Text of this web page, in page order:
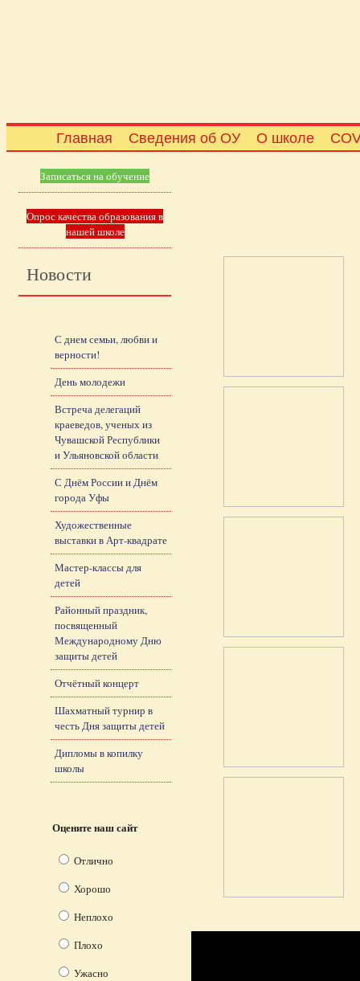
Главная Сведения об ОУ О школе
Записаться на обучение
Опрос качества образования в
нашей школе
Новости
С днем семьи, любви и
верности!
День молодежи
Встреча делегаций
краеведов, ученых из
Чувашской Республики
и Ульяновской области
С Днём России и Днём
города Уфы
Художественные
выставки в Арт-квадрате
Мастер-классы для
детей
Районный праздник,
посвященный
Международному Дню
защиты детей
Отчётный концерт
Шахматный турнир в
честь Дня защиты детей
Дипломы в копилку
школы
Оцените наш сайт
Отлично
Хорошо
Неплохо
Плохо
Ужасно